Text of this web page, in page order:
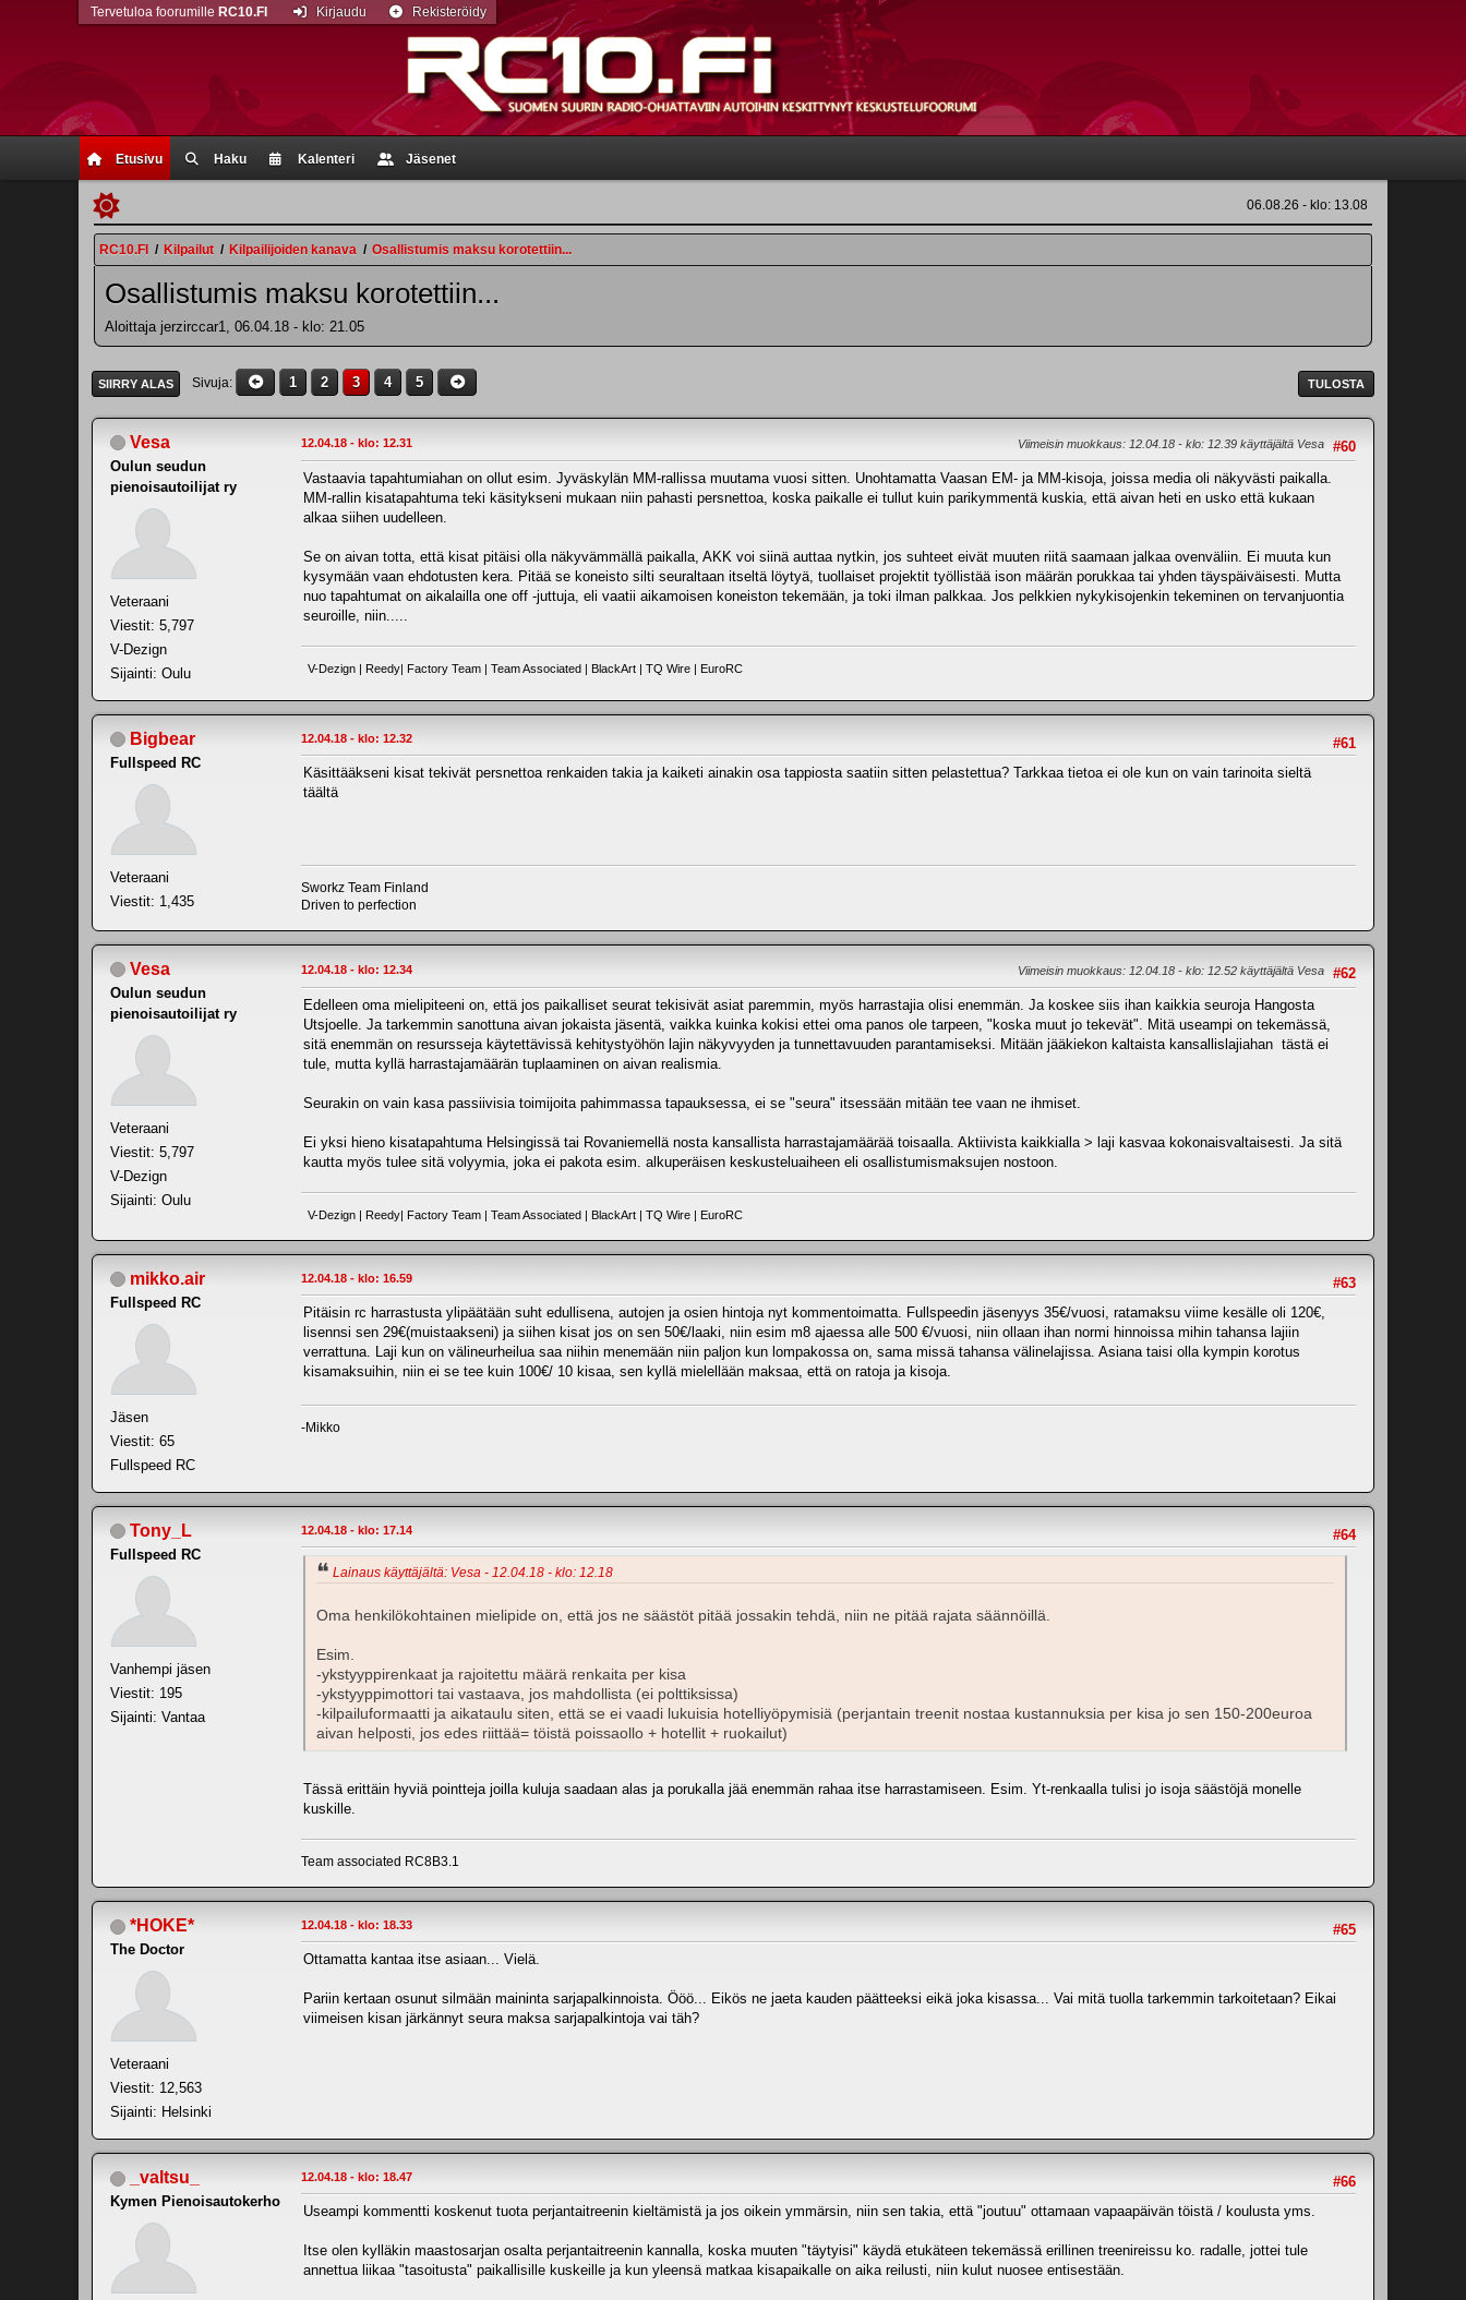
Etusivu Haku Kalenteri Jäsenet
Tervetuloa foorumille RC10.FI Kirjaudu Rekisteröidy
06.08.26 - klo: 13.08
RC10.FI / Kilpailut / Kilpailijoiden kanava / Osallistumis maksu korotettiin...
Osallistumis maksu korotettiin...
Aloittaja jerzirccar1, 06.04.18 - klo: 21.05
TULOSTA
SIIRRY ALAS Sivuja 1 2 3 4 5
Vesa
Oulun seudun
pienoisautoilijat ry
Veteraani
Viestit: 5,797
V-Dezign
Sijainti: Oulu
#60
12.04.18 - klo: 12.31 Viimeisin muokkaus: 12.04.18 - klo: 12.39 käyttäjältä Vesa
Vastaavia tapahtumiahan on ollut esim. Jyväskylän MM-rallissa muutama vuosi sitten. Unohtamatta Vaasan EM- ja MM-kisoja, joissa media oli näkyvästi paikalla.
MM-rallin kisatapahtuma teki käsitykseni mukaan niin pahasti persnettoa, koska paikalle ei tullut kuin parikymmentä kuskia, että aivan heti en usko että kukaan
alkaa siihen uudelleen.
Se on aivan totta, että kisat pitäisi olla näkyvämmällä paikalla, AKK voi siinä auttaa nytkin, jos suhteet eivät muuten riitä saamaan jalkaa ovenväliin. Ei muuta kun
kysymään vaan ehdotusten kera. Pitää se koneisto silti seuraltaan itseltä löytyä, tuollaiset projektit työllistää ison määrän porukkaa tai yhden täyspäiväisesti. Mutta
nuo tapahtumat on aikalailla one off -juttuja, eli vaatii aikamoisen koneiston tekemään, ja toki ilman palkkaa. Jos pelkkien nykykisojenkin tekeminen on tervanjuontia
seuroille, niin.....
V-Dezign | Reedy| Factory Team | Team Associated | BlackArt | TQ Wire | EuroRC
Bigbear
Fullspeed RC
Veteraani
Viestit: 1,435
#61
12.04.18 - klo: 12.32
Käsittääkseni kisat tekivät persnettoa renkaiden takia ja kaiketi ainakin osa tappiosta saatiin sitten pelastettua? Tarkkaa tietoa ei ole kun on vain tarinoita sieltä
täältä
Sworkz Team Finland
Driven to perfection
Vesa
Oulun seudun
pienoisautoilijat ry
Veteraani
Viestit: 5,797
V-Dezign
Sijainti: Oulu
#62
12.04.18 - klo: 12.34 Viimeisin muokkaus: 12.04.18 - klo: 12.52 käyttäjältä Vesa
Edelleen oma mielipiteeni on, että jos paikalliset seurat tekisivät asiat paremmin, myös harrastajia olisi enemmän. Ja koskee siis ihan kaikkia seuroja Hangosta
Utsjoelle. Ja tarkemmin sanottuna aivan jokaista jäsentä, vaikka kuinka kokisi ettei oma panos ole tarpeen, "koska muut jo tekevät". Mitä useampi on tekemässä,
sitä enemmän on resursseja käytettävissä kehitystyöhön lajin näkyvyyden ja tunnettavuuden parantamiseksi. Mitään jääkiekon kaltaista kansallislajiahan tästä ei
tule, mutta kyllä harrastajamäärän tuplaaminen on aivan realismia.
Seurakin on vain kasa passiivisia toimijoita pahimmassa tapauksessa, ei se "seura" itsessään mitään tee vaan ne ihmiset.
Ei yksi hieno kisatapahtuma Helsingissä tai Rovaniemellä nosta kansallista harrastajamäärää toisaalla. Aktiivista kaikkialla > laji kasvaa kokonaisvaltaisesti. Ja sitä
kautta myös tulee sitä volyymia, joka ei pakota esim. alkuperäisen keskusteluaiheen eli osallistumismaksujen nostoon.
V-Dezign | Reedy| Factory Team | Team Associated | BlackArt | TQ Wire | EuroRC
mikko.air
Fullspeed RC
Jäsen
Viestit: 65
Fullspeed RC
#63
12.04.18 - klo: 16.59
Pitäisin rc harrastusta ylipäätään suht edullisena, autojen ja osien hintoja nyt kommentoimatta. Fullspeedin jäsenyys 35€/vuosi, ratamaksu viime kesälle oli 120€,
lisennsi sen 29€(muistaakseni) ja siihen kisat jos on sen 50€/laaki, niin esim m8 ajaessa alle 500 €/vuosi, niin ollaan ihan normi hinnoissa mihin tahansa lajiin
verrattuna. Laji kun on välineurheilua saa niihin menemään niin paljon kun lompakossa on, sama missä tahansa välinelajissa. Asiana taisi olla kympin korotus
kisamaksuihin, niin ei se tee kuin 100€/ 10 kisaa, sen kyllä mielellään maksaa, että on ratoja ja kisoja.
-Mikko
Tony_L
Fullspeed RC
Vanhempi jäsen
Viestit: 195
Sijainti: Vantaa
#64
12.04.18 - klo: 17.14
Lainaus käyttäjältä: Vesa - 12.04.18 - klo: 12.18
Oma henkilökohtainen mielipide on, että jos ne säästöt pitää jossakin tehdä, niin ne pitää rajata säännöillä.
Esim.
-ykstyyppirenkaat ja rajoitettu määrä renkaita per kisa
-ykstyyppimottori tai vastaava, jos mahdollista (ei polttiksissa)
-kilpailuformaatti ja aikataulu siten, että se ei vaadi lukuisia hotelliyöpymisiä (perjantain treenit nostaa kustannuksia per kisa jo sen 150-200euroa
aivan helposti, jos edes riittää= töistä poissaollo + hotellit + ruokailut)
Tässä erittäin hyviä pointteja joilla kuluja saadaan alas ja porukalla jää enemmän rahaa itse harrastamiseen. Esim. Yt-renkaalla tulisi jo isoja säästöjä monelle
kuskille.
Team associated RC8B3.1
*HOKE*
The Doctor
Veteraani
Viestit: 12,563
Sijainti: Helsinki
#65
12.04.18 - klo: 18.33
Ottamatta kantaa itse asiaan... Vielä.
Pariin kertaan osunut silmään maininta sarjapalkinnoista. Ööö... Eikös ne jaeta kauden päätteeksi eikä joka kisassa... Vai mitä tuolla tarkemmin tarkoitetaan? Eikai
viimeisen kisan järkännyt seura maksa sarjapalkintoja vai täh?
_valtsu_
Kymen Pienoisautokerho
#66
12.04.18 - klo: 18.47
Useampi kommentti koskenut tuota perjantaitreenin kieltämistä ja jos oikein ymmärsin, niin sen takia, että "joutuu" ottamaan vapaapäivän töistä / koulusta yms.
Itse olen kylläkin maastosarjan osalta perjantaitreenin kannalla, koska muuten "täytyisi" käydä etukäteen tekemässä erillinen treenireissu ko. radalle, jottei tule
annettua liikaa "tasoitusta" paikallisille kuskeille ja kun yleensä matkaa kisapaikalle on aika reilusti, niin kulut nuosee entisestään.